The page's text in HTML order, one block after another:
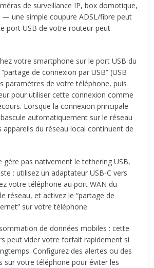
de surveillance IP, box domotique,
une simple coupure ADSL/fibre peut
port USB de votre routeur peut
votre smartphone sur le port USB du
de connexion par USB” (USB
paramètres de votre téléphone, puis
pour utiliser cette connexion comme
Lorsque la connexion principale
automatiquement sur le réseau
du réseau local continuent de
gère pas nativement le tethering USB,
: utilisez un adaptateur USB-C vers
votre téléphone au port WAN du
réseau, et activez le “partage de
sur votre téléphone.
de données mobiles : cette
peut vider votre forfait rapidement si
Configurez des alertes ou des
sur votre téléphone pour éviter les